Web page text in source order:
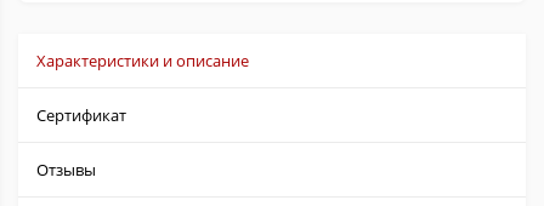
Характеристики и описание
Сертификат
Отзывы